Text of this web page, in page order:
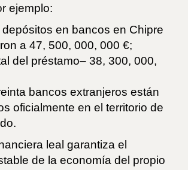
ejemplo:
en bancos en Chipre
a 47, 500, 000, 000 €;
del préstamo– 38, 300, 000,
bancos extranjeros están
oficialmente en el territorio de
leal garantiza el
de la economía del propio